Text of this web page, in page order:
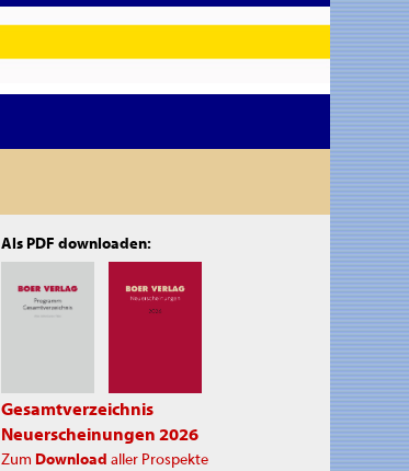
Als PDF downloaden:
Gesamtverzeichnis
Neuerscheinungen 2026
Zum Download aller Prospekte